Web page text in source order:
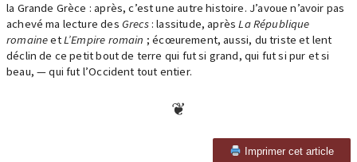
la Grande Grèce : après, c’est une autre histoire. J’avoue n’avoir pas
achevé ma lecture des Grecs: lassitude, aprèsLa République
romaineetL’Empire romain ; écœurement, aussi, du triste et lent
déclin de ce petit bout de terre qui fut si grand, qui fut si pur et si
beau, — qui fut l’Occident tout entier.
Imprimer cet article